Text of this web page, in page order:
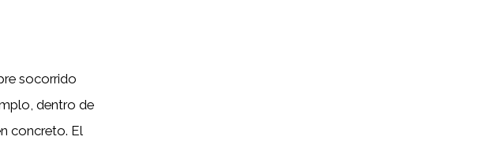
socorrido
dentro de
concreto. El